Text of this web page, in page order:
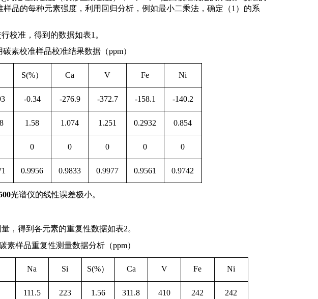
品的每种元素强度，利用回归分析，例如最小二乘法，确定（1）的系
校准，得到的数据如表1 。
碳素校准样品校准结果数据（ppm）
S(%） Ca V Fe Ni
-0.34 -276.9 -372.7 -158.1 -140.2
1.58 1.074 1.251 0.2932 0.854
0 0 0 0 0
0.9956 0.9833 0.9977 0.9561 0.9742
光谱仪的线性误差极小。
量，得到各元素的重复性数据如表2。
素样品重复性测量数据分析（ppm）
Na Si S(%） Ca V Fe Ni
111.5 223 1.56 311.8 410 242 242